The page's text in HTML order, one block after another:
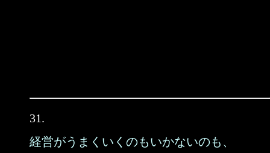
31.
経営がうまくいくのもいかないのも、